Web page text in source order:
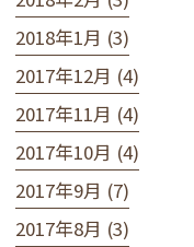
2018年1月 (3)
2017年12月 (4)
2017年11月 (4)
2017年10月 (4)
2017年9月 (7)
2017年8月 (3)